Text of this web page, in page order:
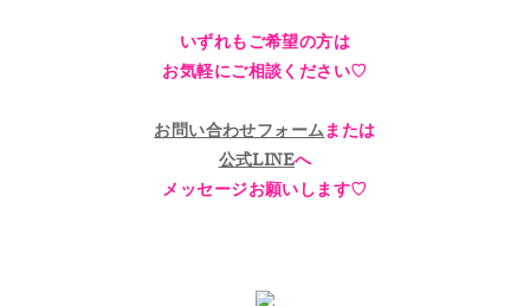
いずれもご希望の方は
お気軽にご相談ください♡
お問い合わせフォームまたは
公式LINEへ
メッセージお願いします♡